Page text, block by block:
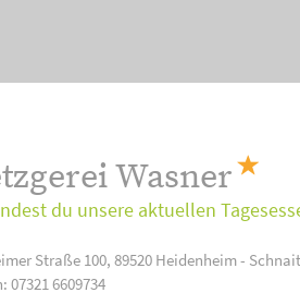
Wasner
du unsere aktuellen
Straße 100, 89520 Heidenheim -
07321 6609734